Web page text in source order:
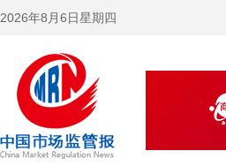
2026年8月6日星期四